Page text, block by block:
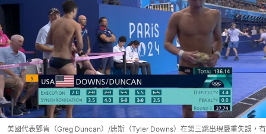
美國代表鄧肯（Greg Duncan）/唐斯（Tyler Downs）在第三跳出現嚴重失誤，有